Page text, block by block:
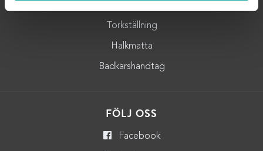
Torkställning
Halkmatta
Badkarshandtag
FÖLJ OSS
Facebook